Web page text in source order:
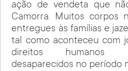
ação de vendeta que
Camorra. Muitos corpos
entregues às famílias e
tal como aconteceu com
direitos humanos
desaparecidos no período